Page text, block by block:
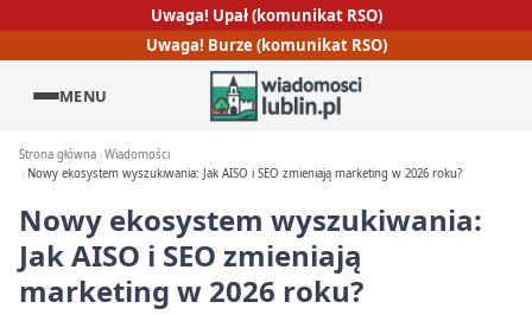
Uwaga! Upał (komunikat RSO)
Uwaga! Burze (komunikat RSO)
MENU
Strona główna Wiadomości
Nowy ekosystem wyszukiwania: Jak AISO i SEO zmieniają marketing w 2026 roku?
Nowy ekosystem wyszukiwania:
Jak AISO i SEO zmieniają
marketing w 2026 roku?